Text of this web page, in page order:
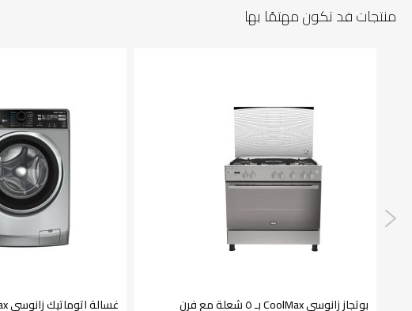
منتجات قد تكون مهتمًا بها
بوتجاز زانوسي CoolMax بـ ٥ شعلة مع فرن غسالة اتوماتيك زانوسي SteamMax فضي 7 كيلو